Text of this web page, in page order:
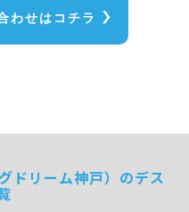
わせはコチラ
リーム神戸）のデス